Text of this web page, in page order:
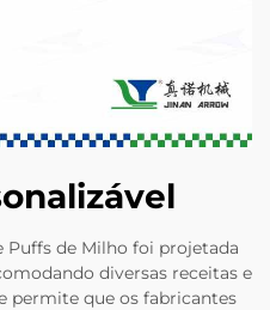
Puffs de Milho foi projetada
diversas receitas e
permite que os fabricantes